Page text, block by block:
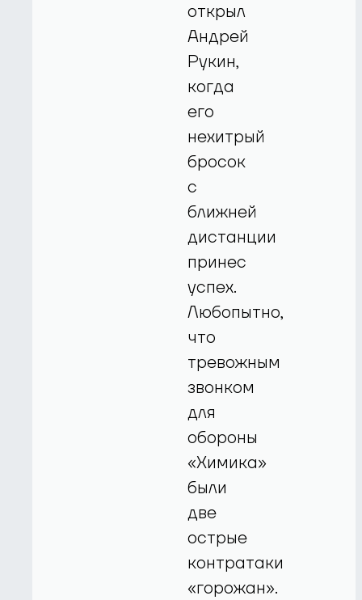
открыл
Андрей
Рукин,
когда
его
нехитрый
бросок
с
ближней
дистанции
принес
успех.
Любопытно,
что
тревожным
звонком
для
обороны
«Химика»
были
две
острые
контратаки
«горожан».